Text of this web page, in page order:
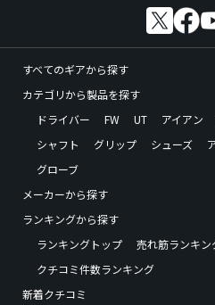
すべてのギアから探す
カテゴリから製品を探す
ドライバー
FW UT アイアン
シャフト
グリップ シューズ
グローブ
メーカーから探す
ランキングから探す
ランキングトップ
売れ筋ランキン
クチコミ件数ランキング
新着クチコミ